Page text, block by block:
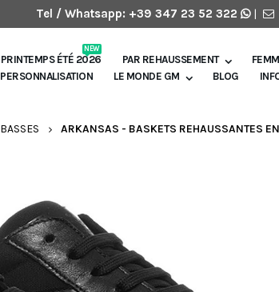
Tel / Whatsapp: +39 347 23 52 322 |
PRINTEMPS ÉTÉ 2026
NEW
PAR REHAUSSEMENT
PERSONNALISATION
LE MONDE GM BLOG
BASSES ARKANSAS - BASKETS REHAUSSANTES